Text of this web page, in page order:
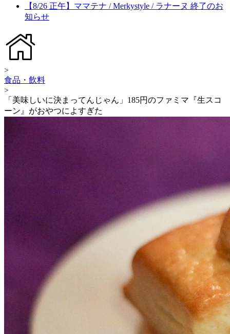
【8/26 正午】ママテナ / Merkystyle / ラナーヌ 終了のお
知らせ
>
食品・飲料
>
「美味しいに決まってんじゃん」185円のファミマ『生スコ
ーン』がおやつによすぎた